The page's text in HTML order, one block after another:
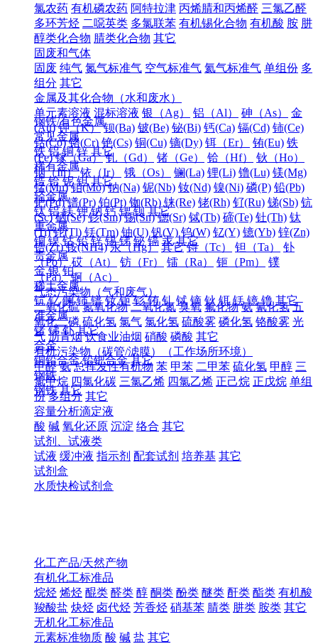
氯农药 有机磷农药 阿特拉津 丙烯腈和丙烯醛 三氯乙醛
多环芳烃 二噁英类 多氯联苯 有机锡化合物 有机酸 胺 肼
醇类化合物 腈类化合物 其它
固废和气体
固废 纯气 氮气标准气 空气标准气 氦气标准气 单组份 多
组分 其它
金属及其化合物（水和废水）
单元素溶液 混标溶液 银（Ag） 铝（Al） 砷（As）
金
(Au) 钾（K） 钡(Ba) 铍(Be) 铋(Bi) 钙(Ca) 镉(Cd) 铈(Ce)
钴(Co) 铬(Cr) 铯(Cs) 铜(Cu) 镝(Dy) 铒（Er） 铕(Eu) 铁
(Fe) 镓（Ga） 钆（Gd） 锗（Ge） 铪（Hf）
钬（Ho）
铟（In） 铱（Ir） 锇（Os） 镧(La) 锂(Li) 镥(Lu) 镁(Mg)
锰(Mn) 钼(Mo) 钠(Na) 铌(Nb) 钕(Nd) 镍(Ni) 磷(P) 铅(Pb)
钯(Pd) 镨(Pr) 铂(Pt) 铷(Rb) 铼(Re) 铑(Rh) 钌(Ru) 锑(Sb) 钪
(Sc) 硒(Se) 钐(Sm) 锡(Sn) 锶(Sr) 铽(Tb) 碲(Te) 钍(Th) 钛
(Ti) 铊(Tl) 铥(Tm) 铀(U) 钒(V) 钨(W) 钇(Y) 镱(Yb) 锌(Zn)
锆(Zr) 铵(NH4) 汞（Hg） 其它 锝（Tc） 钽（Ta）
钋
（Po） 砹（At） 钫（Fr） 镭（Ra） 钷（Pm）
镤
（Pa） 锕（Ac）
气态污染物（气和废气）
二氧化硫 氮氧化物 二氧化氮 臭氧 氟化物 氨 氰化氢 五
氧化二磷 硫化氢 氯气 氯化氢 硫酸雾 磷化氢 铬酸雾 光
气 沥青烟 饮食业油烟 硝酸 磷酸 其它
有机污染物（碳管/滤膜）（工作场所环境）
甲醛 氨 总挥发性有机物 苯 甲苯 二甲苯 硫化氢 甲醇 三
氯甲烷 四氯化碳 三氯乙烯 四氯乙烯 正己烷 正戊烷 单组
份 多组分 其它
容量分析滴定液
酸 碱 氧化还原 沉淀 络合 其它
试剂、试液类
试液 缓冲液 指示剂 配套试剂 培养基 其它
试剂盒
水质快检试剂盒
钢铁/有色金属
常见金属
铁 铝 铜 锌 其它
稀有金属
锆 铪 铌 钽 其它
轻金属
钛 铝 镁 钾 钠 钙 锶 钡 其它
重金属
铜 镍 钴 铅 锌 锡 锑 铋 镉 汞 其它
贵金属
金 银 铂
稀土金属
钪 钇 镧 铈 镨 钕 钷 钐 铕 钆 铽 镝 钬 铒 铥 镱 镥 其它
准金属
锗 锑 钋 其它
合金
铜铅合金 铅钯合金 其它
钢铁
钢铁 其它
化工产品/天然产物
有机化工标准品
烷烃 烯烃 醌类 醛类 醇 酮类 酚类 醚类 酐类 酯类 有机酸
羧酸盐 炔烃 卤代烃 芳香烃 硝基苯 腈类 肼类 胺类 其它
无机化工标准品
元素标准物质 酸 碱 盐 其它